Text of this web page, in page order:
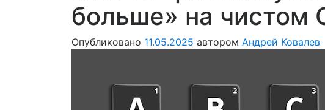
больше» на чистом
Опубликовано 11.05.2025 автором Андрей Ковалев